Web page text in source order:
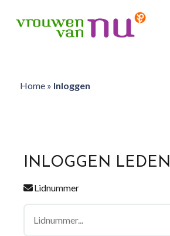
Home» Inloggen
INLOGGEN LEDEN
Lidnummer